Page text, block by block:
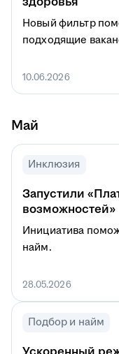
Новый фильтр
подходящие
10.06.2026
Май
Инклюзия
Запустили
возможностей»
Инициатива
найм.
28.05.2026
Подбор и найм